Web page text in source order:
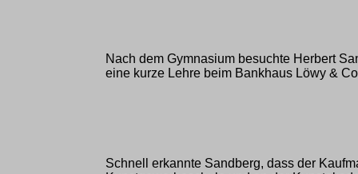
Nach dem Gymnasium besuchte Herbert
eine kurze Lehre beim Bankhaus Löwy &
Schnell erkannte Sandberg, dass der